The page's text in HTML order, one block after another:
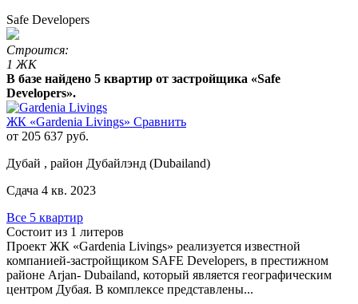
Safe Developers
Строится:
1 ЖК
В базе найдено 5 квартир от застройщика «Safe
Developers».
ЖК «Gardenia Livings» Сравнить
от 205 637 руб.
Дубай , район Дубайлэнд (Dubailand)
Сдача 4 кв. 2023
Все 5 квартир
Состоит из 1 литеров
Проект ЖК «Gardenia Livings» реализуется известной
компанией-застройщиком SAFE Developers, в престижном
районе Аrjan- Dubailand, который является географическим
центром Дубая. В комплексе представлены...